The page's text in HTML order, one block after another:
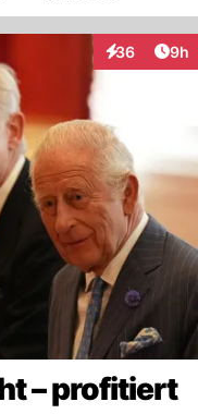
36
Interaktionen
9h
– profitiert